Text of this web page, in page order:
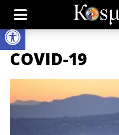
Open toolbar
COVID-19